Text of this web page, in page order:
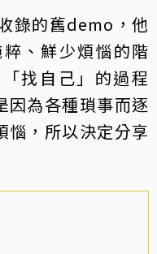
錄的舊demo，他
、鮮少煩惱的階
找自己」的過程
因為各種瑣事而逐
惱，所以決定分享